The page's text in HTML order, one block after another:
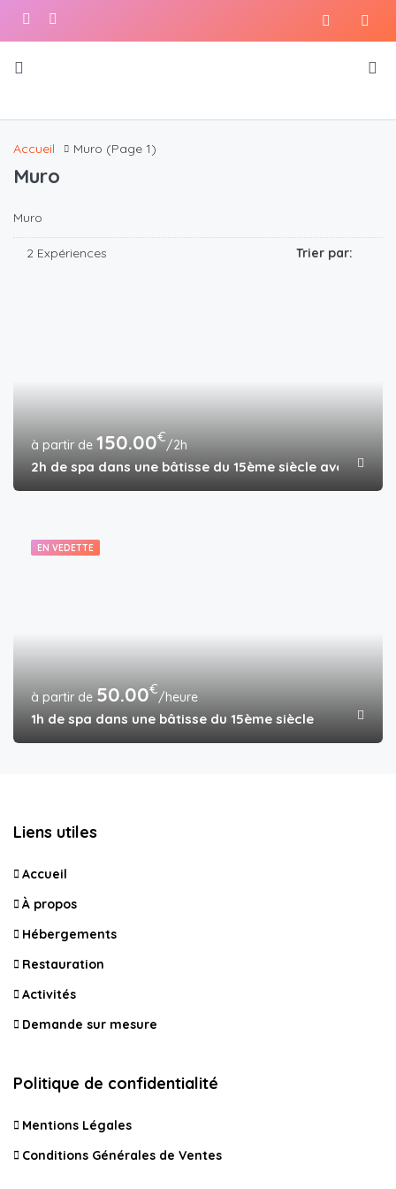
Accueil Muro (Page 1)
Muro
Muro
2 Expériences Trier par:
150.00€/2h
2h de spa dans une bâtisse du 15ème siècle avec gîte
EN VEDETTE
50.00€/heure
1h de spa dans une bâtisse du 15ème siècle
Liens utiles
Accueil
À propos
Hébergements
Restauration
Activités
Demande sur mesure
Politique de confidentialité
Mentions Légales
Conditions Générales de Ventes